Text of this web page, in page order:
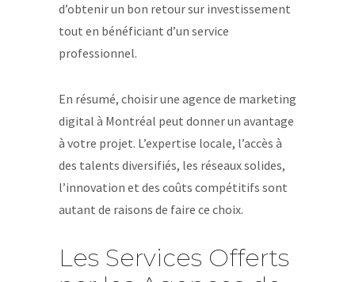
d’obtenir un bon retour sur investissement
tout en bénéficiant d’un service
professionnel.
En résumé, choisir une agence de marketing
digital à Montréal peut donner un avantage
à votre projet. L’expertise locale, l’accès à
des talents diversifiés, les réseaux solides,
l’innovation et des coûts compétitifs sont
autant de raisons de faire ce choix.
Les Services Offerts